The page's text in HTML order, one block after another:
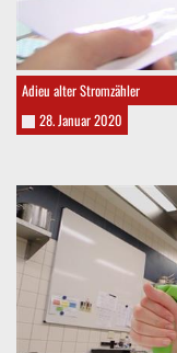
Adieu alter Stromzähler
28. Januar 2020